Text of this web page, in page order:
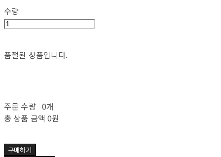
수량
품절된 상품입니다.
주문 수량 0개
총 상품 금액 0원
구매하기